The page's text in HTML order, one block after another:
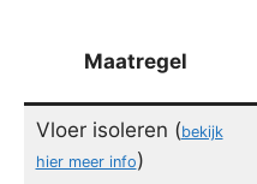
Maatregel
Vloer isoleren (bekijk
hier meer info)